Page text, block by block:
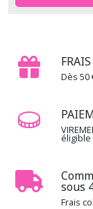
Dès 50
éligible
sous
Frais